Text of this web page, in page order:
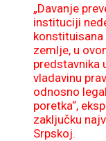
„Davanje
instituciji
zemlje, u
predstavnika
vladavinu
odnosno
poretka“,
zaključku
Srpskoj.